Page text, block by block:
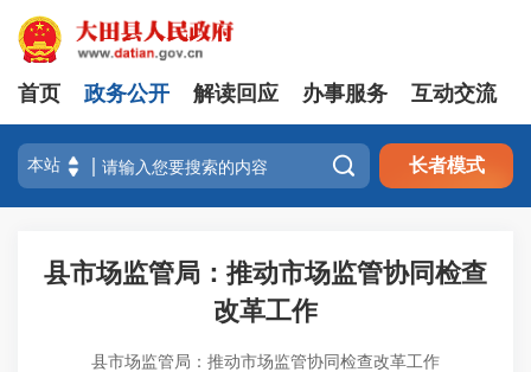
首页 政务公开 解读回应 办事服务 互动交流
 长者模式
县市场监管局：推动市场监管协同检查
改革工作
县市场监管局：推动市场监管协同检查改革工作